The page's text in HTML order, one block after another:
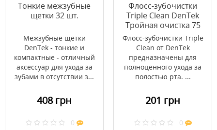
Тонкие межзубные
щетки 32 шт.
Межзубные щетки
DenTek - тонкие и
компактные - отличный
аксессуар для ухода за
зубами в отсутствии з...
408 грн
0
Флосс-зубочистки
Triple Clean DenTek
Тройная очистка 75
шт.
Флосс-зубочистки Triple
Clean от DenTek
предназначены для
полноценного ухода за
полостью рта. ...
201 грн
0